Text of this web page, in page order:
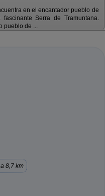
en el encantador pueblo de
Serra de Tramuntana.
pueblo de ...
a 8,7 km